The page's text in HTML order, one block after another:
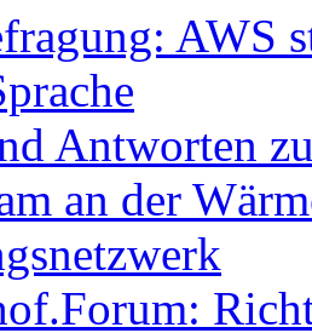
AWS
Antworten
an der